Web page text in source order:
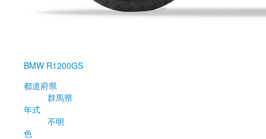
BMW R1200GS
都道府県
群馬県
年式
不明
色